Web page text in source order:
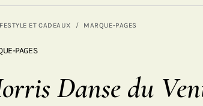
ET CADEAUX MARQUE-PAGES
PAGES
Danse du